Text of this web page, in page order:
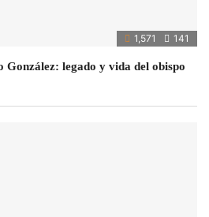
1,571 141
legado y vida del obispo